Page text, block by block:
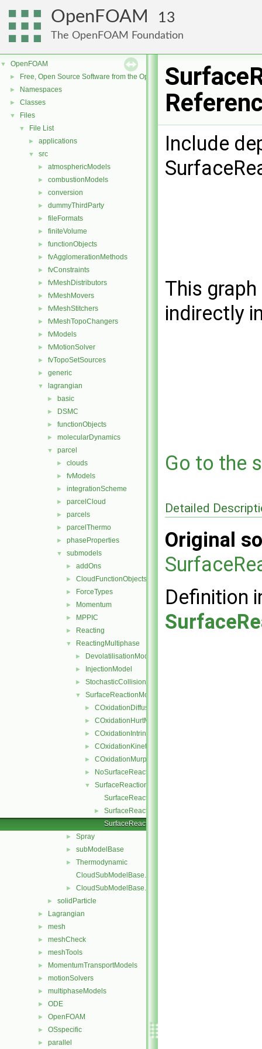
OpenFOAM 13
The OpenFOAM Foundation
▼ OpenFOAM
► Free, Open Source Software from the OpenFOAM Foundation
► Namespaces
► Classes
▼ Files
▼ File List
► applications
▼ src
► atmosphericModels
► combustionModels
► conversion
► dummyThirdParty
► fileFormats
► finiteVolume
► functionObjects
► fvAgglomerationMethods
► fvConstraints
► fvMeshDistributors
► fvMeshMovers
► fvMeshStitchers
► fvMeshTopoChangers
► fvModels
► fvMotionSolver
► fvTopoSetSources
► generic
▼ lagrangian
► basic
► DSMC
► functionObjects
► molecularDynamics
▼ parcel
► clouds
► fvModels
► integrationScheme
► parcelCloud
► parcels
► parcelThermo
► phaseProperties
▼ submodels
► addOns
► CloudFunctionObjects
► ForceTypes
► Momentum
► MPPIC
► Reacting
▼ ReactingMultiphase
► DevolatilisationModel
► InjectionModel
► StochasticCollision
▼ SurfaceReactionModel
► COxidationDiffusionLimitedRate
► COxidationHurtMitchell
► COxidationIntrinsicRate
► COxidationKineticDiffusionLimitedRate
► COxidationMurphyShaddix
► NoSurfaceReaction
▼
SurfaceReactionModel
SurfaceReactionModel.C
►
SurfaceReactionModel.H
SurfaceReactionModelNew.C
► Spray
► subModelBase
►
Thermodynamic
CloudSubModelBase.C
► CloudSubModelBase.H
► solidParticle
► Lagrangian
► mesh
► meshCheck
► meshTools
► MomentumTransportModels
► motionSolvers
► multiphaseModels
► ODE
► OpenFOAM
► OSspecific
► parallel
Include
This
indirectly
Go to the
Detailed
Original
Definition